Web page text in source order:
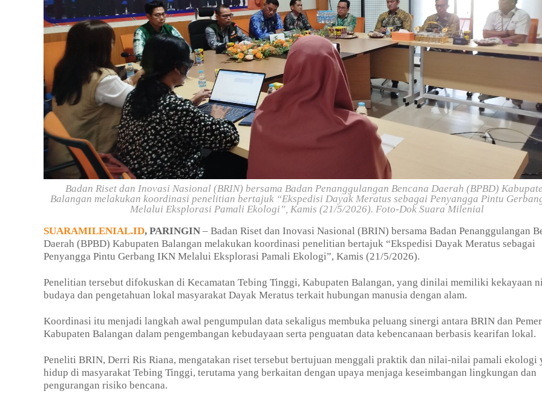
Badan Riset dan Inovasi Nasional (BRIN) bersama Badan Penanggulangan Bencana Daerah (BPBD)
Balangan melakukan koordinasi penelitian bertajuk “Ekspedisi Dayak Meratus sebagai Penyangga Pintu
Melalui Eksplorasi Pamali Ekologi”, Kamis (21/5/2026). Foto-Dok Suara Milenial
SUARAMILENIAL.ID, PARINGIN – Badan Riset dan Inovasi Nasional (BRIN) bersama Badan Penanggulangan
Daerah (BPBD) Kabupaten Balangan melakukan koordinasi penelitian bertajuk “Ekspedisi Dayak Meratus sebagai
Penyangga Pintu Gerbang IKN Melalui Eksplorasi Pamali Ekologi”, Kamis (21/5/2026).
Penelitian tersebut difokuskan di Kecamatan Tebing Tinggi, Kabupaten Balangan, yang dinilai memiliki kekayaan
budaya dan pengetahuan lokal masyarakat Dayak Meratus terkait hubungan manusia dengan alam.
Koordinasi itu menjadi langkah awal pengumpulan data sekaligus membuka peluang sinergi antara BRIN dan
Kabupaten Balangan dalam pengembangan kebudayaan serta penguatan data kebencanaan berbasis kearifan lokal.
Peneliti BRIN, Derri Ris Riana, mengatakan riset tersebut bertujuan menggali praktik dan nilai-nilai pamali ekologi
hidup di masyarakat Tebing Tinggi, terutama yang berkaitan dengan upaya menjaga keseimbangan lingkungan dan
pengurangan risiko bencana.